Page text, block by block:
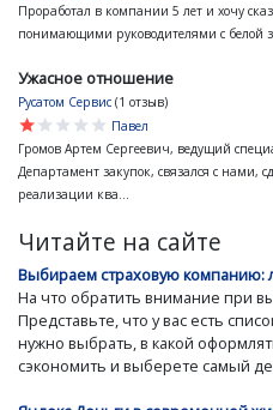
Проработал в компании 5 лет и хочу
понимающими руководителями с белой
Ужасное отношение
Русатом Сервис (1 отзыв)
star
star
star
star
star
Павел
Громов Артем Сергеевич, ведущий
Департамент закупок, связался с нами,
реализации ква...
Читайте на сайте
Выбираем страховую компанию:
На что обратить внимание при
Представьте, что у вас есть
нужно выбрать, в какой
сэкономить и выберете самый